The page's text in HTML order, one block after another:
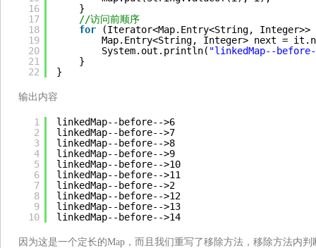
16
17
18
19
20
21
22
}
//访问前顺序
for
(Iterator<Map.Entry<String,
Map.Entry<String, Integer> next =
System.out.println( "linkedMap--
}
}
输出内容
1
2
3
4
5
6
7
8
9
10
linkedMap--before-->6
linkedMap--before-->7
linkedMap--before-->8
linkedMap--before-->9
linkedMap--before-->10
linkedMap--before-->11
linkedMap--before-->2
linkedMap--before-->12
linkedMap--before-->13
linkedMap--before-->14
因为这是一个定长的Map，而且我们重写了移除方法，移除方法内